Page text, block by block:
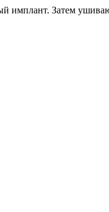
имплант. Затем